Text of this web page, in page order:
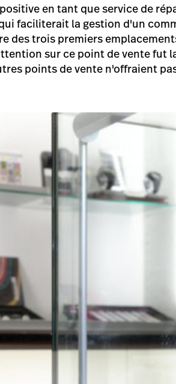
en tant que service de
faciliterait la gestion d'un
des trois premiers
sur ce point de vente fut
points de vente n'offraient